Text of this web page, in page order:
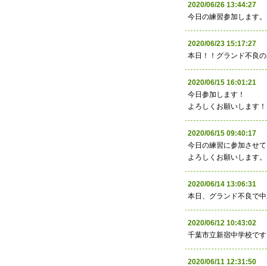
2020/06/26
今日の練習参加します。
2020/06/23
本日！！グランド不良
2020/06/15 16:01:21
今日参加します！
よろしくお願いします！
2020/06/15 09:40:17
今日の練習に参加させ
よろしくお願いします。
2020/06/14
本日、グランド不良で
2020/06/12
千葉市立新宿中学校です
2020/06/11 12:31:50